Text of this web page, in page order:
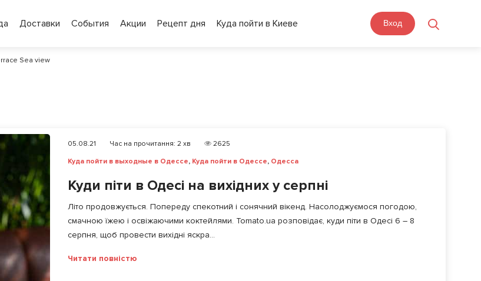
Доставки События Акции Рецепт дня Куда пойти в Киеве Вход
Sea view
05.08.21 Час на прочитання: 2 хв
2625
Куда пойти в выходные в Одессе, Куда пойти в Одессе, Одесса
Куди піти в Одесі на вихідних у серпні
Літо продовжується. Попереду спекотний і сонячний вікенд. Насолоджуємося погодою,
смачною їжею і освіжаючими коктейлями. Tomato.ua розповідає, куди піти в Одесі 6 – 8
серпня, щоб провести вихідні яскра...
Читати повністю